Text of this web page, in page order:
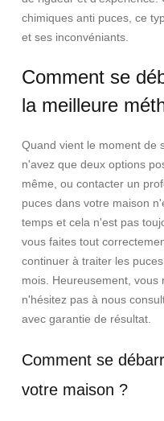
chimiques anti puces, ce
et ses inconvéniants.
Comment se
la meilleure
Quand vient le moment de
n'avez que deux options
même, ou contacter un
puces dans votre maison
temps et cela n'est pas
vous faites tout
continuer à traiter les
mois. Heureusement, vous
n'hésitez pas à nous
avec garantie de résultat.
Comment se
votre maison ?